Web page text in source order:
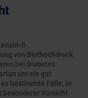
II-
von Bluthochdruck,
bei Diabetes
um ein gut
bestimmte Fälle, in
besonderer Vorsicht